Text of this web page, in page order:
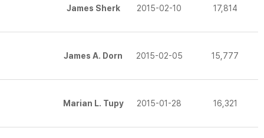
James Sherk 2015-02-10 17,814
James A. Dorn 2015-02-05 15,777
Marian L. Tupy 2015-01-28 16,321